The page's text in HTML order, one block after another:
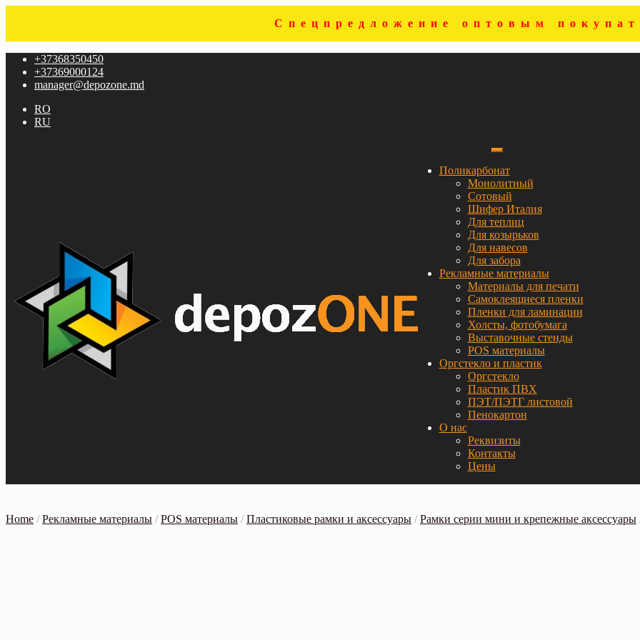
Спецпредложение оптовым
Перейти
навигации
Перейти
содержимому
+37368350450
+37369000124
manager@depozone.md
RO
RU
Поликарбонат
Монолитный
Сотовый
Шифер Италия
Для теплиц
Для козырьков
Для навесов
Для забора
Рекламные материалы
Материалы для печати
Самоклеящиеся пленки
Пленки для ламинации
Холсты, фотобумага
Выставочные стенды
POS материалы
Оргстекло и пластик
Оргстекло
Пластик ПВХ
ПЭТ/ПЭТГ листовой
Пенокартон
О нас
Реквизиты
Контакты
Цены
Home /Рекламные материалы /POS материалы /Пластиковые рамки и аксессуары /Рамки серии мини и крепежные аксессуары